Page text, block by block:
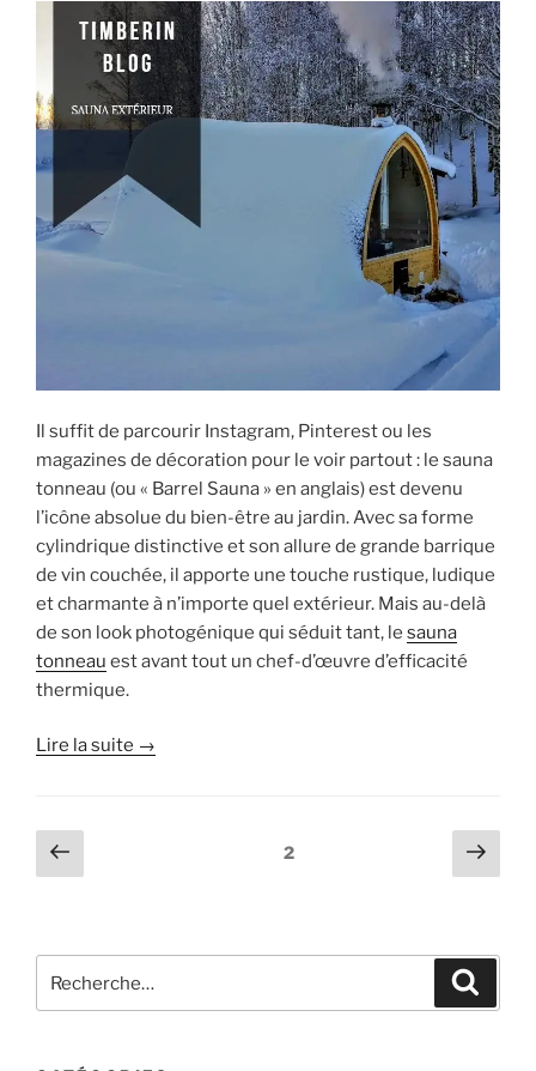
Il suffit de parcourir Instagram, Pinterest ou les
magazines de décoration pour le voir partout : le sauna
tonneau (ou « Barrel Sauna » en anglais) est devenu
l’icône absolue du bien-être au jardin. Avec sa forme
cylindrique distinctive et son allure de grande barrique
de vin couchée, il apporte une touche rustique, ludique
et charmante à n’importe quel extérieur. Mais au-delà
de son look photogénique qui séduit tant, le sauna
tonneau est avant tout un chef-d’œuvre d’efficacité
thermique.
Lire la suite →
Pagination
des
Page
précédente
Page2
Page
pour